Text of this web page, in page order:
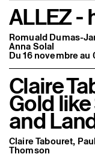
ALLEZ -
Romuald Dumas-
Anna Solal
Du 16 novembre au
Claire
Gold
and
Claire Tabouret,
Thomson